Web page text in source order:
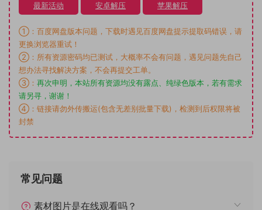
最新活动 安卓解压 苹果解压
①：百度网盘版本问题，下载时遇见百度网盘提示提取码错误，请
更换浏览器重试！
②：所有资源密码均已测试，大概率不会有问题，遇见问题先自己
想办法寻找解决方案，不会再提交工单。
③： 再次申明，本站所有资源均没有露点、纯绿色版本，若有需求
请另寻，谢谢！
④：链接请勿外传搬运(包含无差别批量下载)，检测到后权限将被
封禁
常见问题
素材图片是在线观看吗？